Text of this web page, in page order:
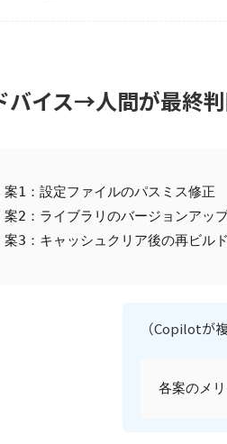
バイス→人間が最終
1：設定ファイルのパスミス修正
2：ライブラリのバージョンアッ
3：キャッシュクリア後の再ビルド
（Copilotが
各案のメ